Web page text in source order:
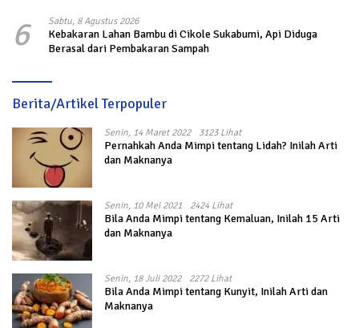
6 Sabtu, 8 Agustus 2026
Kebakaran Lahan Bambu di Cikole Sukabumi, Api Diduga
Berasal dari Pembakaran Sampah
Berita/Artikel Terpopuler
Senin, 14 Maret 2022 3123 Lihat
Pernahkah Anda Mimpi tentang Lidah? Inilah Arti
dan Maknanya
Senin, 10 Mei 2021 2424 Lihat
Bila Anda Mimpi tentang Kemaluan, Inilah 15 Arti
dan Maknanya
Senin, 18 Juli 2022 2272 Lihat
Bila Anda Mimpi tentang Kunyit, Inilah Arti dan
Maknanya